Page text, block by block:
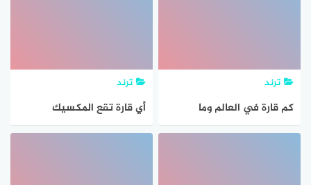
ترند
كم قارة في العالم وما
اسمائها ويكيبيديا ؟
ترند
أي قارة تقع المكسيك